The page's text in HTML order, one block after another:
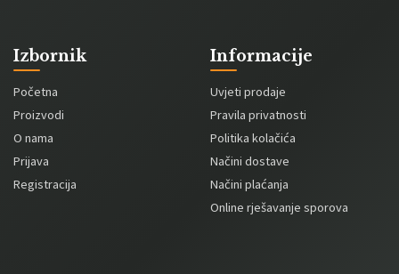
Izbornik
Početna
Proizvodi
O nama
Prijava
Registracija
Informacije
Uvjeti prodaje
Pravila privatnosti
Politika kolačića
Načini dostave
Načini plaćanja
Online rješavanje sporova